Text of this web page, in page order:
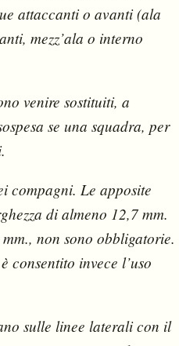
attaccanti o avanti (ala
mezz’ala o interno
venire sostituiti, a
se una squadra, per
compagni. Le apposite
di almeno 12,7 mm.
non sono obbligatorie.
consentito invece l’uso
sulle linee laterali con il